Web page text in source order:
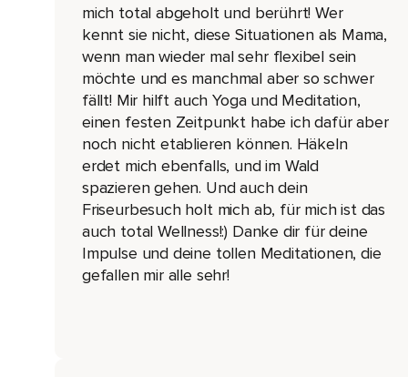
Ohne Umschweife,
Ich beginne gleich,
Dir diese Geschichte zu erzählen.
Und zwar zum Hintergrund.
Ich arbeite meistens morgens zwischen 6 und 8 Uhr,
Wenn meine Kinder noch schlafen.
Da kann ich schon viel schaffen und deshalb ist das für
Und an diesem besagten Morgen wollte ich unbedingt
Denn an diesem Tag hatte ich einen ganz,
mich total abgeholt und berührt! Wer
kennt sie nicht, diese Situationen als Mama,
wenn man wieder mal sehr flexibel sein
möchte und es manchmal aber so schwer
fällt! Mir hilft auch Yoga und Meditation,
einen festen Zeitpunkt habe ich dafür aber
noch nicht etablieren können. Häkeln
erdet mich ebenfalls, und im Wald
spazieren gehen. Und auch dein
Friseurbesuch holt mich ab, für mich ist das
auch total Wellness!:) Danke dir für deine
Impulse und deine tollen Meditationen, die
gefallen mir alle sehr!